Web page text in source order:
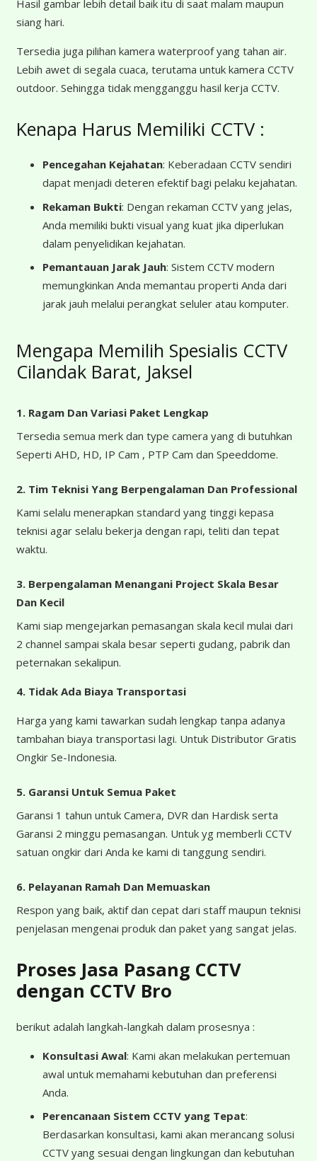
Hasil gambar lebih detail baik itu di saat malam maupun
siang hari.
Tersedia juga pilihan kamera waterproof yang tahan air.
Lebih awet di segala cuaca, terutama untuk kamera CCTV
outdoor. Sehingga tidak mengganggu hasil kerja CCTV.
Kenapa Harus Memiliki CCTV :
Pencegahan Kejahatan: Keberadaan CCTV sendiri
dapat menjadi deteren efektif bagi pelaku kejahatan.
Rekaman Bukti: Dengan rekaman CCTV yang jelas,
Anda memiliki bukti visual yang kuat jika diperlukan
dalam penyelidikan kejahatan.
Pemantauan Jarak Jauh: Sistem CCTV modern
memungkinkan Anda memantau properti Anda dari
jarak jauh melalui perangkat seluler atau komputer.
Mengapa Memilih Spesialis CCTV
Cilandak Barat, Jaksel
1. Ragam Dan Variasi Paket Lengkap
Tersedia semua merk dan type camera yang di butuhkan
Seperti AHD, HD, IP Cam , PTP Cam dan Speeddome.
2. Tim Teknisi Yang Berpengalaman Dan Professional
Kami selalu menerapkan standard yang tinggi kepasa
teknisi agar selalu bekerja dengan rapi, teliti dan tepat
waktu.
3. Berpengalaman Menangani Project Skala Besar
Dan Kecil
Kami siap mengejarkan pemasangan skala kecil mulai dari
2 channel sampai skala besar seperti gudang, pabrik dan
peternakan sekalipun.
4. Tidak Ada Biaya Transportasi
Harga yang kami tawarkan sudah lengkap tanpa adanya
tambahan biaya transportasi lagi. Untuk Distributor Gratis
Ongkir Se-Indonesia.
5. Garansi Untuk Semua Paket
Garansi 1 tahun untuk Camera, DVR dan Hardisk serta
Garansi 2 minggu pemasangan. Untuk yg memberli CCTV
satuan ongkir dari Anda ke kami di tanggung sendiri.
6. Pelayanan Ramah Dan Memuaskan
Respon yang baik, aktif dan cepat dari staff maupun teknisi
penjelasan mengenai produk dan paket yang sangat jelas.
Proses Jasa Pasang CCTV
dengan CCTV Bro
berikut adalah langkah-langkah dalam prosesnya :
Konsultasi Awal: Kami akan melakukan pertemuan
awal untuk memahami kebutuhan dan preferensi
Anda.
Perencanaan Sistem CCTV yang Tepat:
Berdasarkan konsultasi, kami akan merancang solusi
CCTV yang sesuai dengan lingkungan dan kebutuhan